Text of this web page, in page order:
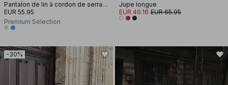
Pantalon de lin à cordon de serrage
EUR 55.95
Premium Selection
Jupe longue
EUR 46.16 EUR 65.95
-30%